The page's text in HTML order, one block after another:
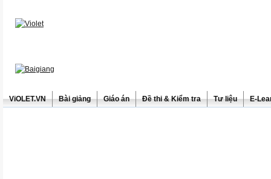
ViOLET.VN Bài giảng Giáo án Đề thi & Kiểm tra Tư liệu E-